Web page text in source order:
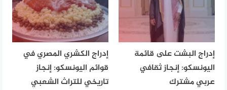
إدراج البشت على قائمة
اليونسكو: إنجاز ثقافي
عربي مشترك
إدراج الكشري المصري في
قوائم اليونسكو: إنجاز
تاريخي للتراث الشعبي